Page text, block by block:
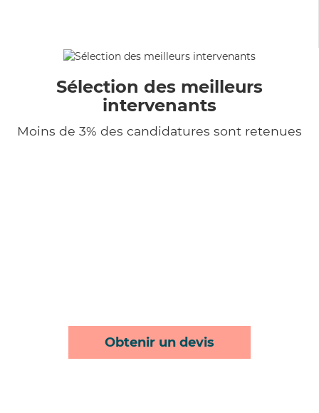
Sélection des meilleurs
intervenants
Moins de 3% des candidatures sont retenues
Obtenir un devis